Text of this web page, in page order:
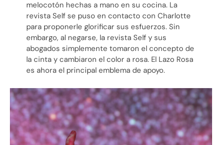
melocotón hechas a mano en su cocina. La
revista Self se puso en contacto con Charlotte
para proponerle glorificar sus esfuerzos. Sin
embargo, al negarse, la revista Self y sus
abogados simplemente tomaron el concepto de
la cinta y cambiaron el color a rosa. El Lazo Rosa
es ahora el principal emblema de apoyo.